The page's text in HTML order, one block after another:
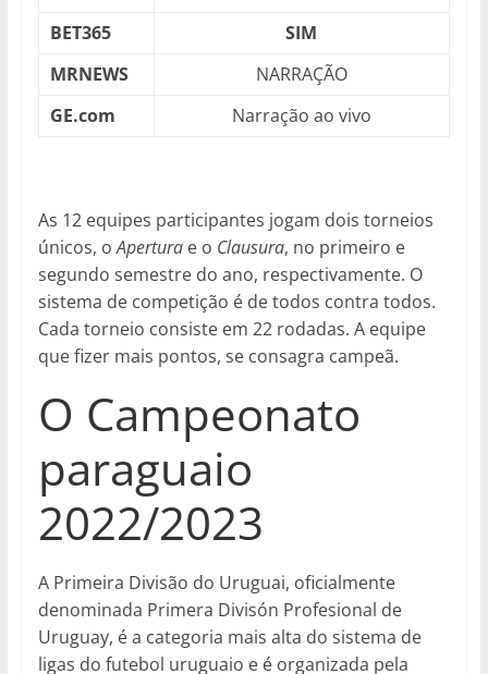
BET365
SIM
MRNEWS
NARRAÇÃO
GE.com
Narração ao vivo
As 12 equipes participantes jogam dois torneios
únicos, oAperturae o Clausura, no primeiro e
segundo semestre do ano, respectivamente. O
sistema de competição é de todos contra todos.
Cada torneio consiste em 22 rodadas. A equipe
que fizer mais pontos, se consagra campeã.
O Campeonato
paraguaio
2022/2023
A Primeira Divisão do Uruguai, oficialmente
denominada Primera Divisón Profesional de
Uruguay, é a categoria mais alta do sistema de
ligas do futebol uruguaio e é organizada pela